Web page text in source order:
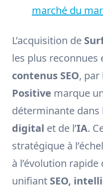
marché du
L’acquisition de
les plus reconnues
contenus SEO, par
Positive marque
déterminante dans
digital et de l’IA.
stratégique à
à l’évolution
unifiant SEO,